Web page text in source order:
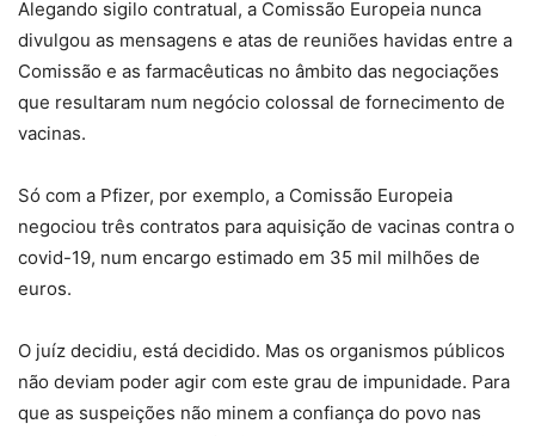
Alegando sigilo contratual, a Comissão Europeia nunca
divulgou as mensagens e atas de reuniões havidas entre a
Comissão e as farmacêuticas no âmbito das negociações
que resultaram num negócio colossal de fornecimento de
vacinas.
Só com a Pfizer, por exemplo, a Comissão Europeia
negociou três contratos para aquisição de vacinas contra o
covid-19, num encargo estimado em 35 mil milhões de
euros.
O juíz decidiu, está decidido. Mas os organismos públicos
não deviam poder agir com este grau de impunidade. Para
que as suspeições não minem a confiança do povo nas